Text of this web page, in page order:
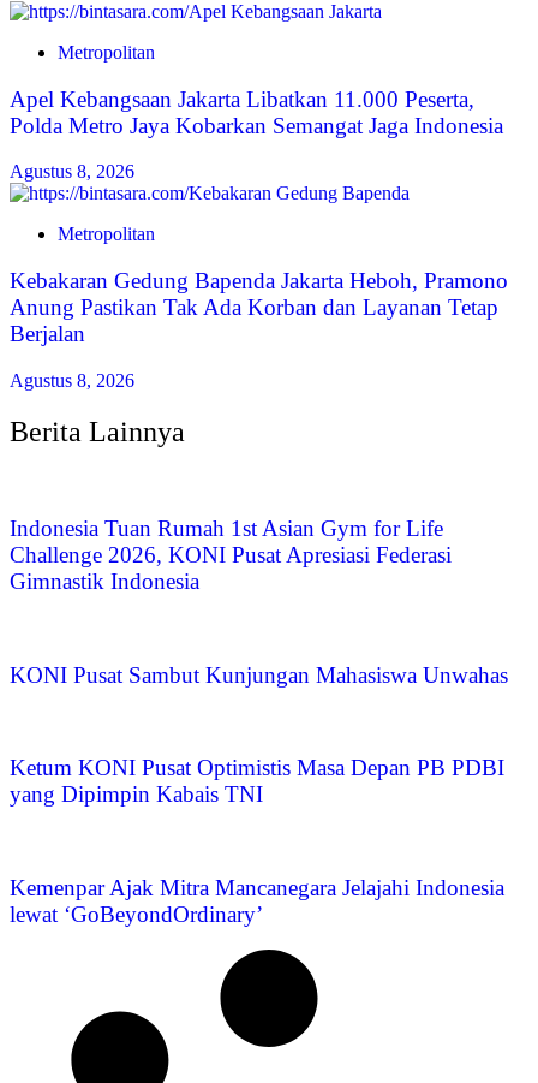
Metropolitan
Apel Kebangsaan Jakarta Libatkan 11.000 Peserta,
Polda Metro Jaya Kobarkan Semangat Jaga Indonesia
Agustus 8, 2026
Metropolitan
Kebakaran Gedung Bapenda Jakarta Heboh, Pramono
Anung Pastikan Tak Ada Korban dan Layanan Tetap
Berjalan
Agustus 8, 2026
Berita Lainnya
Indonesia Tuan Rumah 1st Asian Gym for Life
Challenge 2026, KONI Pusat Apresiasi Federasi
Gimnastik Indonesia
KONI Pusat Sambut Kunjungan Mahasiswa Unwahas
Ketum KONI Pusat Optimistis Masa Depan PB PDBI
yang Dipimpin Kabais TNI
Kemenpar Ajak Mitra Mancanegara Jelajahi Indonesia
lewat ‘GoBeyondOrdinary’